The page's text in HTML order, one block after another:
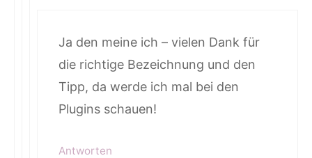
Ja den meine ich – vielen Dank für
die richtige Bezeichnung und den
Tipp, da werde ich mal bei den
Plugins schauen!
Antworten